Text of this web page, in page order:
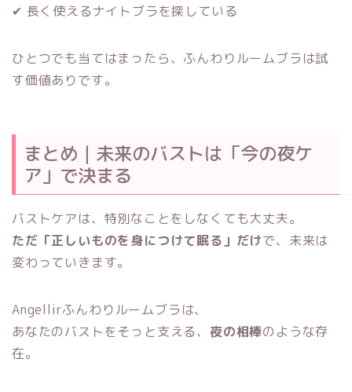
✔ 長く使えるナイトブラを探している
ひとつでも当てはまったら、ふんわりルームブラは試
す価値ありです。
まとめ｜未来のバストは「今の夜ケ
ア」で決まる
バストケアは、特別なことをしなくても大丈夫。
ただ「正しいものを身につけて眠る」だけで、未来は
変わっていきます。
Angellirふんわりルームブラは、
あなたのバストをそっと支える、 夜の相棒のような存
在。